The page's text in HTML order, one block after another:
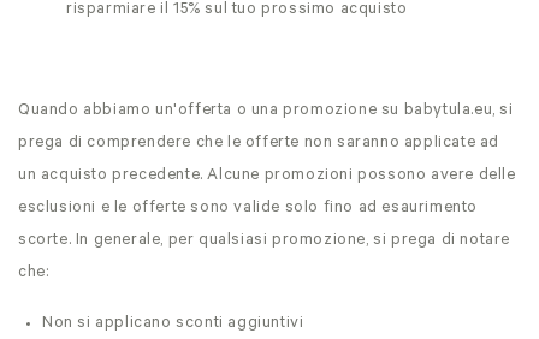
risparmiare il 15% sul tuo prossimo acquisto
Quando abbiamo un'offerta o una promozione su babytula.eu, si
prega di comprendere che le offerte non saranno applicate ad
un acquisto precedente. Alcune promozioni possono avere delle
esclusioni e le offerte sono valide solo fino ad esaurimento
scorte. In generale, per qualsiasi promozione, si prega di notare
che:
Non si applicano sconti aggiuntivi